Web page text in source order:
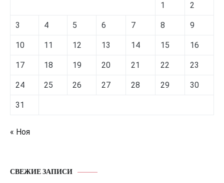
1 2
3 4 5 6 7 8 9
10 11 12 13 14 15 16
17 18 19 20 21 22 23
24 25 26 27 28 29 30
31
« Ноя
СВЕЖИЕ ЗАПИСИ